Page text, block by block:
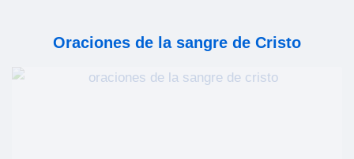
Oraciones de la sangre de Cristo